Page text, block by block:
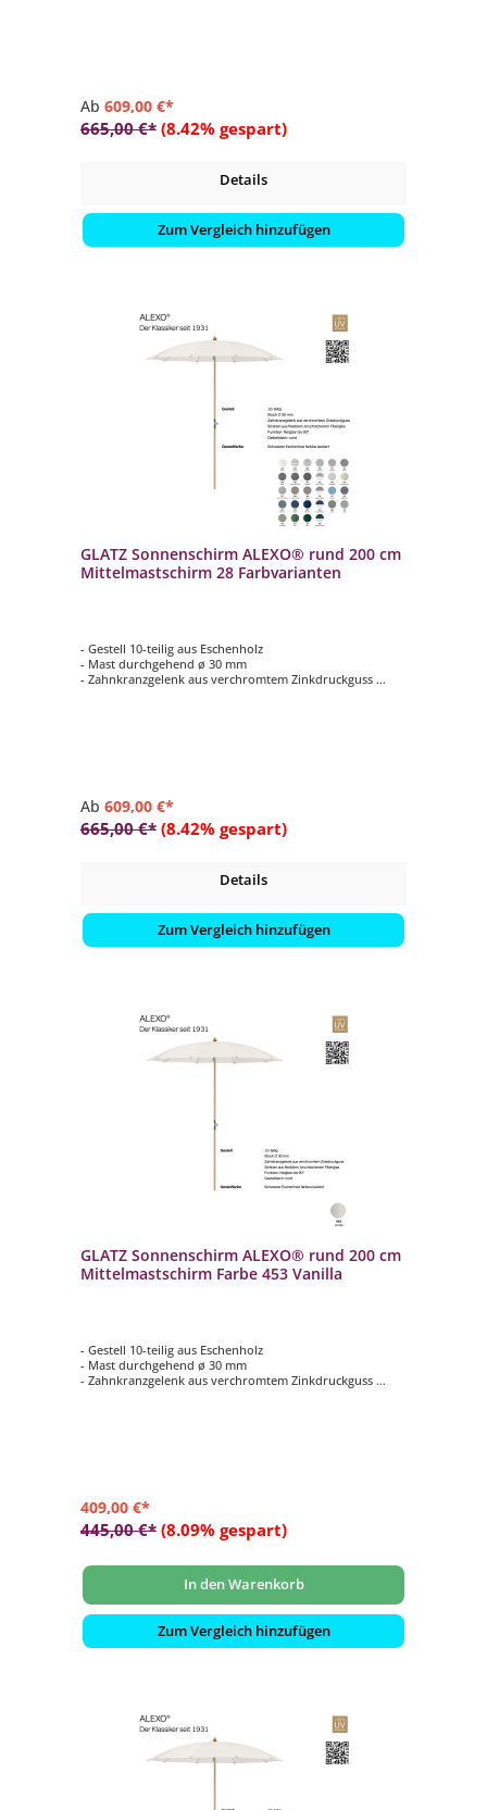
Ab 609,00 €*
665,00 €* (8.42% gespart)
Details
Zum Vergleich hinzufügen
GLATZ Sonnenschirm ALEXO® rund 200 cm
Mittelmastschirm 28 Farbvarianten
- Gestell 10-teilig aus Eschenholz
- Mast durchgehend ø 30 mm
- Zahnkranzgelenk aus verchromtem Zinkdruckguss
Ab 609,00 €*
665,00 €* (8.42% gespart)
Details
Zum Vergleich hinzufügen
GLATZ Sonnenschirm ALEXO® rund 200 cm
Mittelmastschirm Farbe 453 Vanilla
- Gestell 10-teilig aus Eschenholz
- Mast durchgehend ø 30 mm
- Zahnkranzgelenk aus verchromtem Zinkdruckguss
409,00 €*
445,00 €* (8.09% gespart)
In den Warenkorb
Zum Vergleich hinzufügen